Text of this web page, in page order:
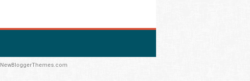
NewBloggerThemes.com